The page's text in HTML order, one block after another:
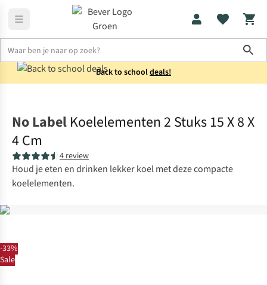
Back to schooldeals!
-33%
Sale
No Label Koelelementen 2 Stuks 15 X 8 X
4 Cm
4 review
Houd je eten en drinken lekker koel met deze compacte
koelelementen.